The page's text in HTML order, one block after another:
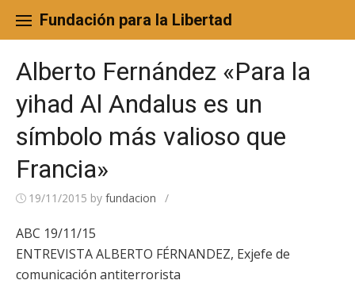
content
Fundación para la Libertad
Alberto Fernández «Para la
yihad Al Andalus es un
símbolo más valioso que
Francia»
19/11/2015 by fundacion /
ABC 19/11/15
ENTREVISTA ALBERTO FÉRNANDEZ, Exjefe de
comunicación antiterrorista